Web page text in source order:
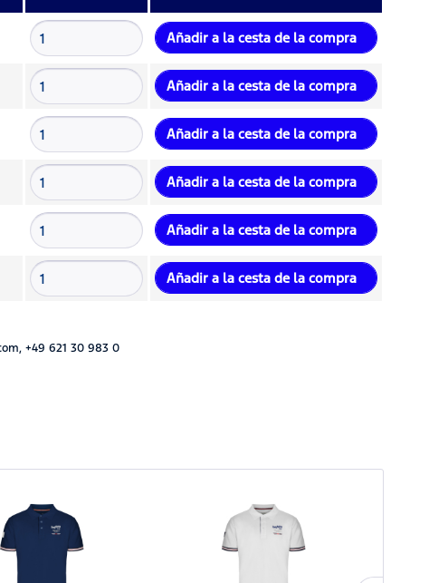
Añadir a la cesta de la compra
Añadir a la cesta de la compra
Añadir a la cesta de la compra
Añadir a la cesta de la compra
Añadir a la cesta de la compra
Añadir a la cesta de la compra
+49 621 30 983 0